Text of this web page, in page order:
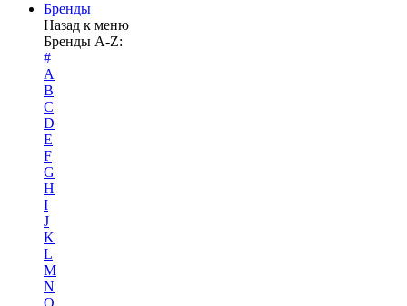
Бренды
Назад к меню
Бренды A-Z:
#
A
B
C
D
E
F
G
H
I
J
K
L
M
N
O